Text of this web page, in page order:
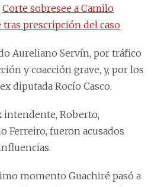
Corte sobresee a Camilo
tras prescripción del caso
Aureliano Servín, por tráfico
y coacción grave, y, por los
diputada Rocío Casco.
intendente, Roberto,
Ferreiro, fueron acusados
momento Guachiré pasó a